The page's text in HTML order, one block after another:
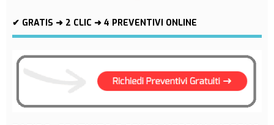
✔ GRATIS ➜ 2 CLIC ➜ 4 PREVENTIVI ONLINE